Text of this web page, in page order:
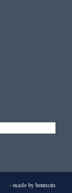
- made bybouncin